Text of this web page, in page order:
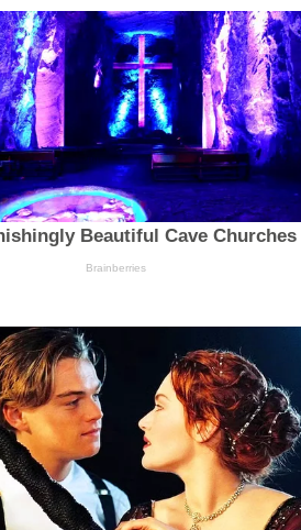
Beautiful Cave Churches
Brainberries